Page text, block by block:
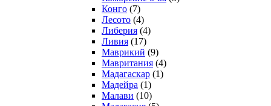
Конго (7)
Лесото (4)
Либерия (4)
Ливия (17)
Маврикий (9)
Мавритания (4)
Мадагаскар (1)
Мадейра (1)
Малави (10)